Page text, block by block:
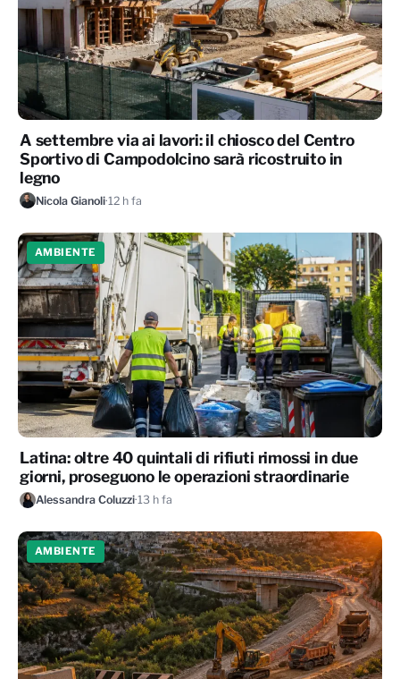
A settembre via ai lavori: il chiosco del Centro
Sportivo di Campodolcino sarà ricostruito in
legno
Nicola Gianoli·12 h fa
AMBIENTE
Latina: oltre 40 quintali di rifiuti rimossi in due
giorni, proseguono le operazioni straordinarie
Alessandra Coluzzi·13 h fa
AMBIENTE